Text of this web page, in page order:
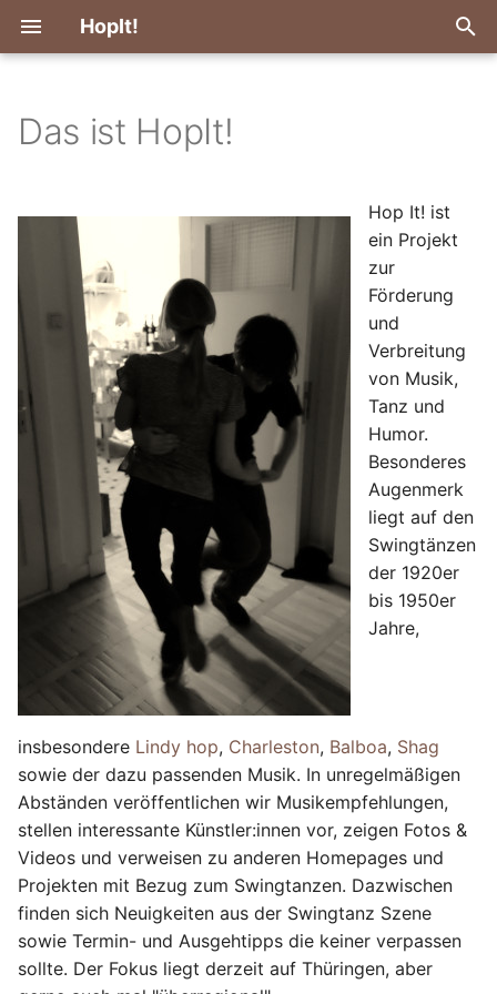
HopIt!
i
s
e
t
Lindyhop Teadance im
Lindyhop Teadance mit
Live Musik
Ride & Hop in Weimar
James Hunter
Ride & Hop in Weimar 2025
Das ist HopIt!
Hop It! ist
ein Projekt
zur
Förderung
und
Verbreitung
von Musik,
Tanz und
Humor.
Besonderes
Augenmerk
liegt auf den
Swingtänzen
der 1920er
bis 1950er
Jahre,
insbesondere Lindy hop, Charleston, Balboa, Shag
sowie der dazu passenden Musik. In unregelmäßigen
Abständen veröffentlichen wir Musikempfehlungen,
stellen interessante Künstler:innen vor, zeigen Fotos &
Videos und verweisen zu anderen Homepages und
Projekten mit Bezug zum Swingtanzen. Dazwischen
finden sich Neuigkeiten aus der Swingtanz Szene
sowie Termin- und Ausgehtipps die keiner verpassen
sollte. Der Fokus liegt derzeit auf Thüringen, aber